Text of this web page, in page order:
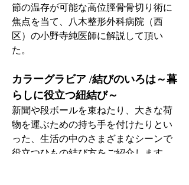
節の温存が可能な高位脛骨骨切り術に
焦点を当て、八木整形外科病院（西
区）の小野寺純医師に解説して頂い
た。
カラーグラビア /結びのいろは～暮
らしに役立つ紐結び～
新聞や段ボールを束ねたり、大きな荷
物を運ぶための持ち手を付けたりとい
った、生活の中のさまざまなシーンで
役立つひもの結び方をご紹介します。